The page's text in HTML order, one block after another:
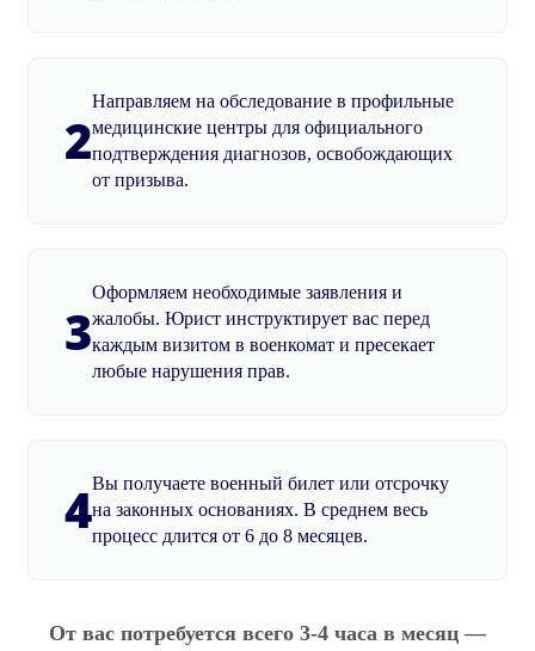
2
Направляем на обследование в профильные
медицинские центры для официального
подтверждения диагнозов, освобождающих
от призыва.
3
Оформляем необходимые заявления и
жалобы. Юрист инструктирует вас перед
каждым визитом в военкомат и пресекает
любые нарушения прав.
4Вы получаете военный билет или отсрочку
на законных основаниях. В среднем весь
процесс длится от 6 до 8 месяцев.
От вас потребуется всего 3-4 часа в месяц —